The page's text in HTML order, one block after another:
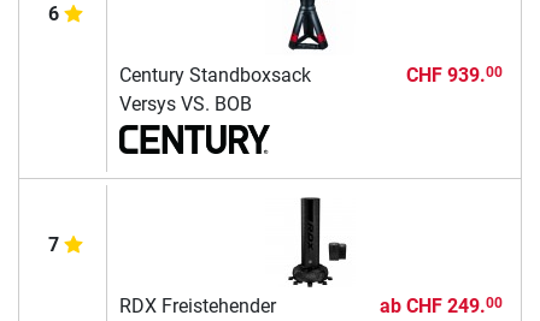
6
Century Standboxsack
Versys VS. BOB
CHF 939.00
7
RDX Freistehender
ab CHF 249.00